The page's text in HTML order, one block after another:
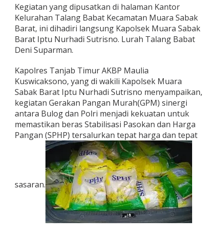
a
P
a
n
g
n
M
u
r
a
h
D
i
K
e
l
u
r
a
h
a
n
T
a
Kegiatan yang dipusatkan di halaman Kantor
Kelurahan Talang Babat Kecamatan Muara Sabak
Barat, ini dihadiri langsung Kapolsek Muara Sabak
Barat Iptu Nurhadi Sutrisno. Lurah Talang Babat
Deni Suparman.
Kapolres Tanjab Timur AKBP Maulia
Kuswicaksono, yang di wakili Kapolsek Muara
Sabak Barat Iptu Nurhadi Sutrisno menyampaikan,
kegiatan Gerakan Pangan Murah(GPM) sinergi
antara Bulog dan Polri menjadi kekuatan untuk
memastikan beras Stabilisasi Pasokan dan Harga
Pangan (SPHP) tersalurkan tepat harga dan tepat
sasaran.